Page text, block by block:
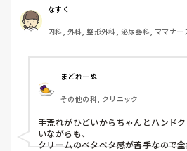
ことが難しいなと感じています。
肌荒れ対策も手術室で働く上で必須
みなさまハンドケアはどうされて
なすく
内科, 外科, 整形外科, 泌尿器科, ママナー
まどれーぬ
その他の科, クリニック
手荒れがひどいからちゃんとハンド
いながらも、
クリームのベタベタ感が苦手なので